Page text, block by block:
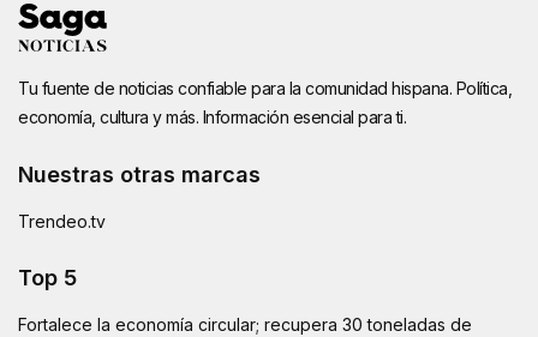
Tu fuente de noticias confiable para la comunidad hispana. Política,
economía, cultura y más. Información esencial para ti.
Nuestras otras marcas
Trendeo.tv
Top 5
Fortalece la economía circular; recupera 30 toneladas de